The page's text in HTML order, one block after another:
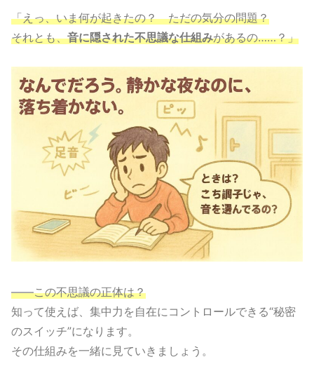
「えっ、いま何が起きたの？ ただの気分の問題？
それとも、音に隠された不思議な仕組みがあるの……？」
——この不思議の正体は？
知って使えば、集中力を自在にコントロールできる“秘密
のスイッチ”になります。
その仕組みを一緒に見ていきましょう。